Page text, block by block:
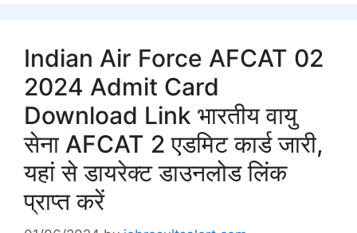
Indian Air Force AFCAT 02
2024 Admit Card
Download Link भारतीय वायु
सेना AFCAT 2 एडमिट कार्ड जारी,
यहां से डायरेक्ट डाउनलोड लिंक
प्राप्त करें